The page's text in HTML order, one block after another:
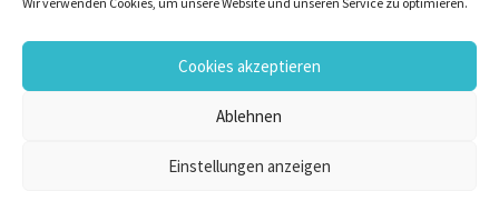
Cookies akzeptieren
Ablehnen
Einstellungen anzeigen
Facebook Flickr Instagram